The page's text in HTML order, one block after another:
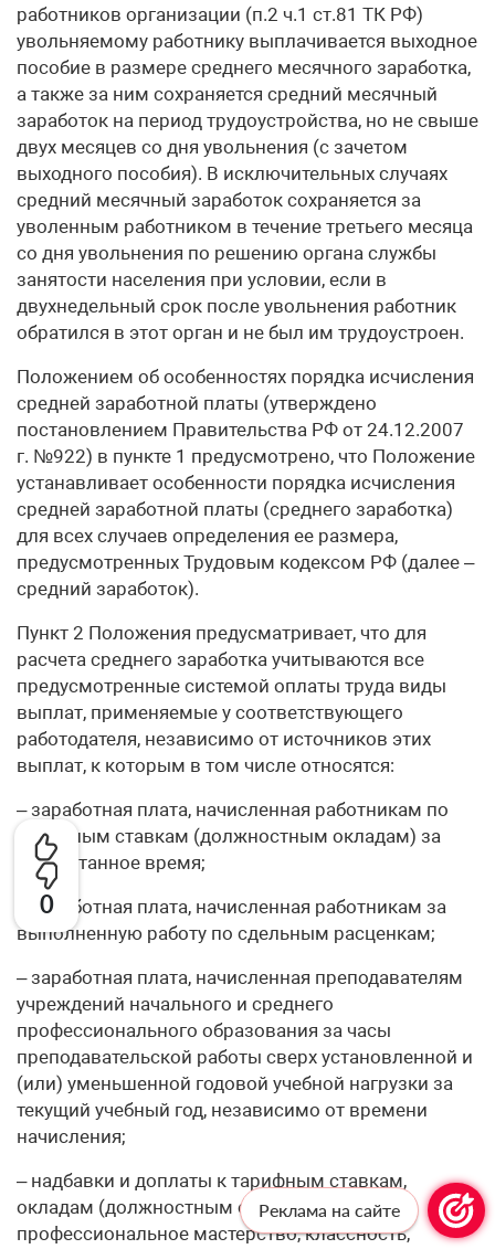
0
работников организации (п.2 ч.1 ст.81 ТК РФ)
увольняемому работнику выплачивается выходное
пособие в размере среднего месячного заработка,
а также за ним сохраняется средний месячный
заработок на период трудоустройства, но не свыше
двух месяцев со дня увольнения (с зачетом
выходного пособия). В исключительных случаях
средний месячный заработок сохраняется за
уволенным работником в течение третьего месяца
со дня увольнения по решению органа службы
занятости населения при условии, если в
двухнедельный срок после увольнения работник
обратился в этот орган и не был им трудоустроен.
Положением об особенностях порядка исчисления
средней заработной платы (утверждено
постановлением Правительства РФ от 24.12.2007
г. №922) в пункте 1 предусмотрено, что Положение
устанавливает особенности порядка исчисления
средней заработной платы (среднего заработка)
для всех случаев определения ее размера,
предусмотренных Трудовым кодексом РФ (далее –
средний заработок).
Пункт 2 Положения предусматривает, что для
расчета среднего заработка учитываются все
предусмотренные системой оплаты труда виды
выплат, применяемые у соответствующего
работодателя, независимо от источников этих
выплат, к которым в том числе относятся:
– заработная плата, начисленная работникам по
тарифным ставкам (должностным окладам) за
отработанное время;
– заработная плата, начисленная работникам за
выполненную работу по сдельным расценкам;
– заработная плата, начисленная преподавателям
учреждений начального и среднего
профессионального образования за часы
преподавательской работы сверх установленной и
(или) уменьшенной годовой учебной нагрузки за
текущий учебный год, независимо от времени
начисления;
– надбавки и доплаты к тарифным ставкам,
окладам (должностным окладам) за
профессиональное мастерство, классность,
Реклама на сайте